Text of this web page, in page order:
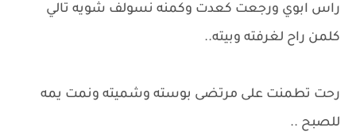
راس ابوي ورجعت كعدت وكمنه نسولف شويه تالي
كلمن راح لغرفته وبيته..
رحت تطمنت على مرتضى بوسته وشميته ونمت يمه
للصبح ..